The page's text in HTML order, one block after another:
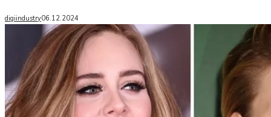
digiindustry06.12.2024